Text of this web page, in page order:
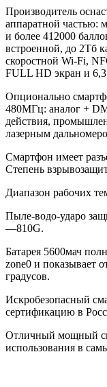
Производитель
аппаратной частью:
и более 412000
встроенной, до 2Тб
скоростной Wi-Fi,
FULL HD экран и
Опционально
480МГц: аналог +
действия,
лазерным
Смартфон имеет
Степень
Диапазон рабочих
Пыле-водо-ударо
—810G.
Батарея 5600мач
zone0 и показывает
градусов.
Искробезопасный
сертификацию в
Отличный мощный
использования в